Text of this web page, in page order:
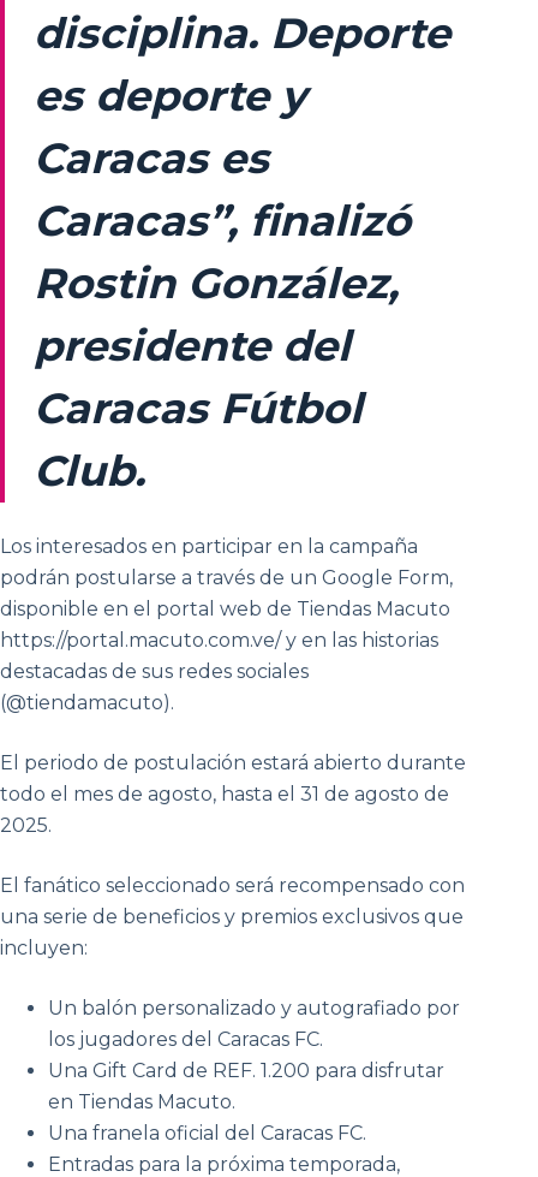
disciplina. Deporte
es deporte y
Caracas es
Caracas”, finalizó
Rostin González,
presidente del
Caracas Fútbol
Club.
Los interesados en participar en la campaña
podrán postularse a través de un Google Form,
disponible en el portal web de Tiendas Macuto
https://portal.macuto.com.ve/ y en las historias
destacadas de sus redes sociales
(@tiendamacuto).
El periodo de postulación estará abierto durante
todo el mes de agosto, hasta el 31 de agosto de
2025.
El fanático seleccionado será recompensado con
una serie de beneficios y premios exclusivos que
incluyen:
Un balón personalizado y autografiado por
los jugadores del Caracas FC.
Una Gift Card de REF. 1.200 para disfrutar
en Tiendas Macuto.
Una franela oficial del Caracas FC.
Entradas para la próxima temporada,